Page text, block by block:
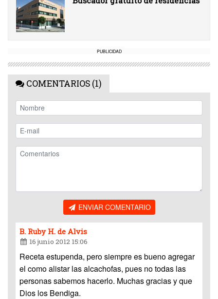
PUBLICIDAD
COMENTARIOS (1)
ENVIAR COMENTARIO
B. Ruby H. de Alvis
16 junio 2012 15:06
Receta estupenda, pero siempre es bueno agregar
el como alistar las alcachofas, pues no todas las
personas sabemos hacerlo. Muchas gracias y que
Dios los Bendiga.